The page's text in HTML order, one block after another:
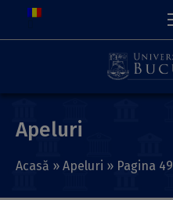
Apeluri
Acasă » Apeluri » Pagina 49